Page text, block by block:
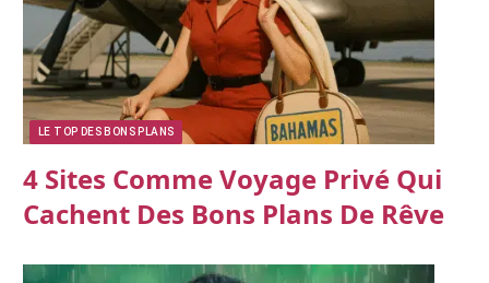
LE TOP DES BONS PLANS
4 Sites Comme Voyage Privé Qui
Cachent Des Bons Plans De Rêve